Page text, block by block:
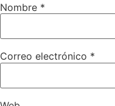
Nombre *
Correo electrónico *